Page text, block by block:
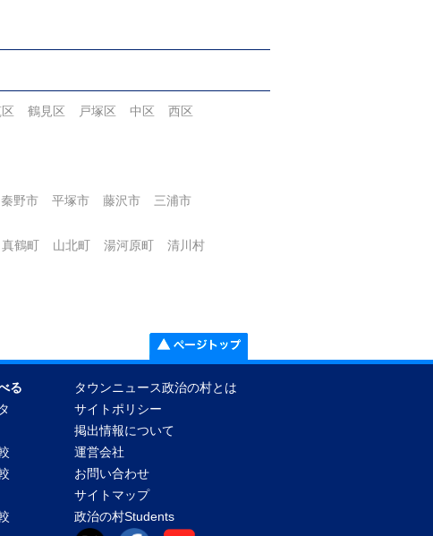
鶴見区 戸塚区 中区
西区
秦野市 平塚市 藤沢市
三浦市
真鶴町 山北町 湯河原町
清川村
る
タウンニュース政治の村とは
サイトポリシー
掲出情報について
運営会社
お問い合わせ
サイトマップ
政治の村Students